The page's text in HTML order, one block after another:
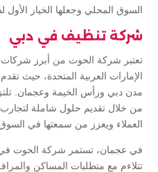
السوق المحلي وجعلها الخيار الأول
شركة تنظيف في دبي
تعتبر شركة الحوت من أبرز شركات
الإمارات العربية المتحدة، حيث
مدن دبي ورأس الخيمة وعجمان.
من خلال تقديم حلول شاملة
العملاء ويعزز من سمعتها في
في عجمان، تستمر شركة الحوت
تتلاءم مع متطلبات المساكن